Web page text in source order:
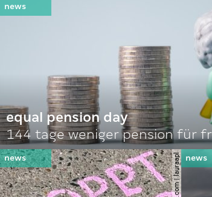
equal pension day
144 tage weniger pension für